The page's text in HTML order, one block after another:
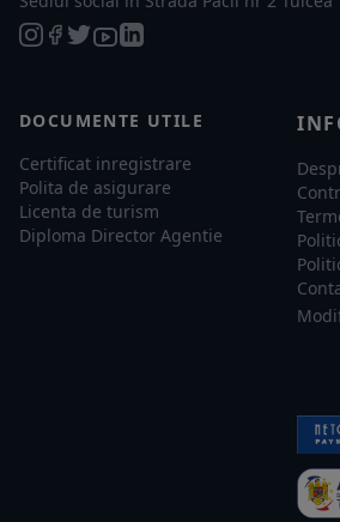
DOCUMENTE UTILE
Certificat inregistrare
Polita de asigurare
Licenta de turism
Diploma Director Agentie